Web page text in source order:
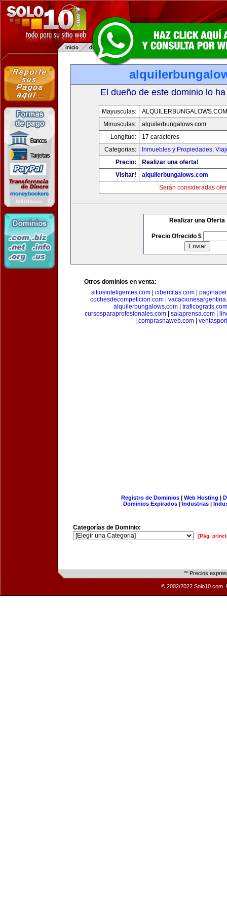
El dueño de este dominio lo
Mayusculas:
ALQUILERBUNGALOWS.COM
Minusculas:
alquilerbungalows.com
Longitud:
17 caracteres
Categorias:
Inmuebles y Propiedades,
Precio:
Realizar una oferta!
Visitar!
alquilerbungalows.com
Serán consideradas
Realizar una Oferta
Precio Ofrecido $
Otros dominios en venta:
sitiosinteligentes.com
cibercitas.com
cochesdecompeticion.com
alquilerbungalows.com| traficogratis.com
cursosparaprofesionales.com
salaprensa.com
comprasnaweb.com
Registro de Dominios| Web Hosting |
Dominios Expirados | Industrias |
Categorías de Dominio:
[Pág.
** Precios
© 2002/2022 Solo10.com